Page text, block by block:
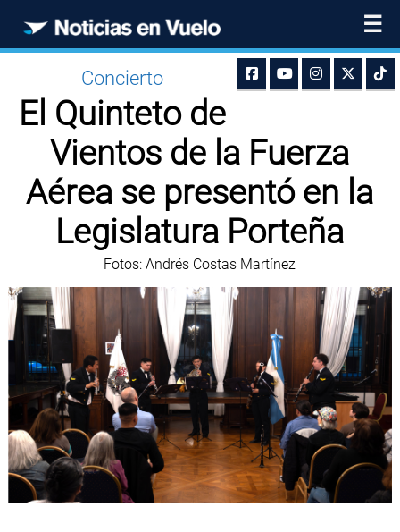
☰
Concierto
El Quinteto de
Vientos de la Fuerza
Aérea se presentó en la
Legislatura Porteña
Fotos: Andrés Costas Martínez